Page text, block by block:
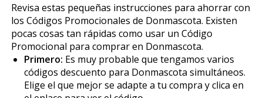
Revisa estas pequeñas instrucciones para ahorrar con
los Códigos Promocionales de Donmascota. Existen
pocas cosas tan rápidas como usar un Código
Promocional para comprar en Donmascota.
Primero: Es muy probable que tengamos varios
códigos descuento para Donmascota simultáneos.
Elige el que mejor se adapte a tu compra y clica en